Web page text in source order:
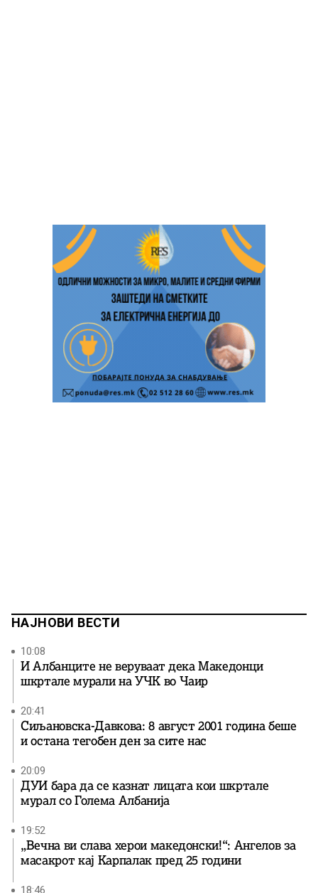
НАЈНОВИ ВЕСТИ
10:08
И Албанците не веруваат дека Македонци
шкртале мурали на УЧК во Чаир
20:41
Сиљановска-Давкова: 8 август 2001 година беше
и остана тегобен ден за сите нас
20:09
ДУИ бара да се казнат лицата кои шкртале
мурал со Голема Албанија
19:52
„Вечна ви слава херои македонски!“: Ангелов за
масакрот кај Карпалак пред 25 години
18:46